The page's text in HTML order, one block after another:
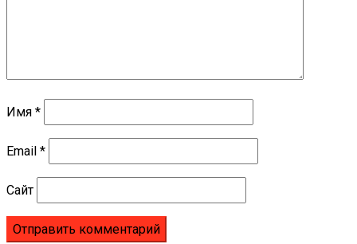
Имя *
Email *
Сайт